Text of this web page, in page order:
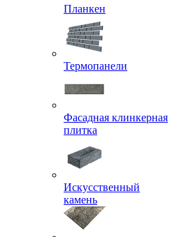
Планкен
Термопанели
Фасадная клинкерная
плитка
Искусственный
камень